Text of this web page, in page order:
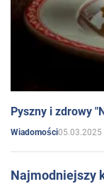
Pyszny i zdrowy
Wiadomości05.03.2025
Najmodniejszy